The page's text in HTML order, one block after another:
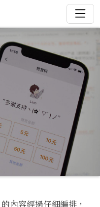
內容經過仔細編排，